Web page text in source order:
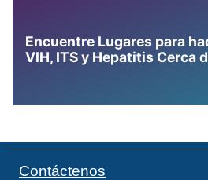
Encuentre Lugares para
VIH, ITS y Hepatitis Cerca
Contáctenos